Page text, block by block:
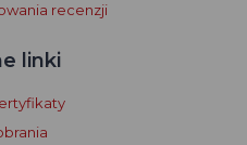
recenzji
linki